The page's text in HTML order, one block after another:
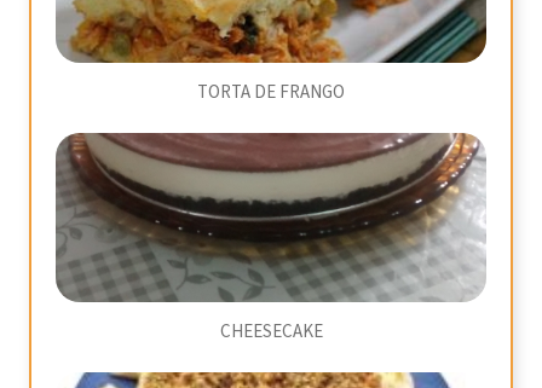
TORTA DE FRANGO
CHEESECAKE